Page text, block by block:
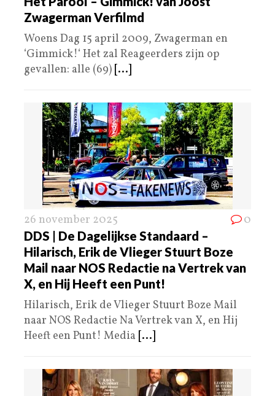
Zwagerman Verfilmd
Woens Dag 15 april 2009, Zwagerman en
‘Gimmick!‘ Het zal Reageerders zijn op
gevallen: alle (69) [...]
26 november 2025 0
DDS | De Dagelijkse Standaard –
Hilarisch, Erik de Vlieger Stuurt Boze
Mail naar NOS Redactie na Vertrek van
X, en Hij Heeft een Punt!
Hilarisch, Erik de Vlieger Stuurt Boze Mail
naar NOS Redactie Na Vertrek van X, en Hij
Heeft een Punt! Media [...]